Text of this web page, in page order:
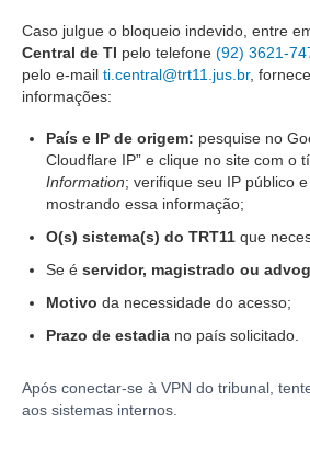
Comissão de Justiça Itinerante
Comissão Permanente de
Automação e IA
Governança
Governança de TI
Assessoria de Governança de
Caso julgue o bloqueio indevido, entre
Central de TI pelo telefone (92) 3621-
pelo e-mail ti.central@trt11.jus.br,
informações:
País e IP de origem: pesquise no
Cloudflare IP” e clique no site com o
Information; verifique seu IP público
mostrando essa informação;
O(s) sistema(s) do TRT11 que
Se é servidor, magistrado ou
Motivo da necessidade do acesso;
Prazo de estadia no país solicitado.
Após conectar-se à VPN do tribunal,
aos sistemas internos.